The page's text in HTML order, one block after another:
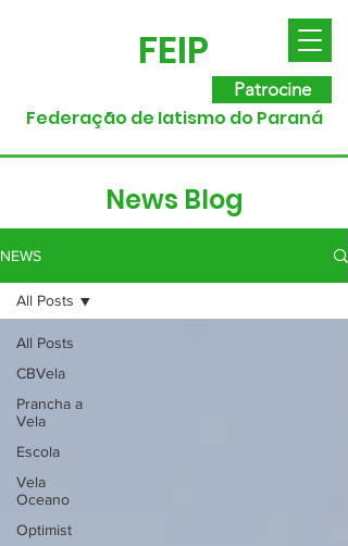
FEIP
Patrocine
Federação de Iatismo do Paraná
News Blog
NEWS
All Posts
CBVela
Prancha a
Vela
Escola
Vela
Oceano
Optimist
All Posts